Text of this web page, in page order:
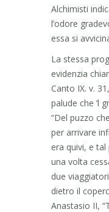
Alchimisti
l’odore
essa si
La stessa
evidenzia
Canto IX. v.
palude che ‘l
“Del puzzo
per arrivare
era quivi, e tal
una volta
due
dietro il
Anastasio II,